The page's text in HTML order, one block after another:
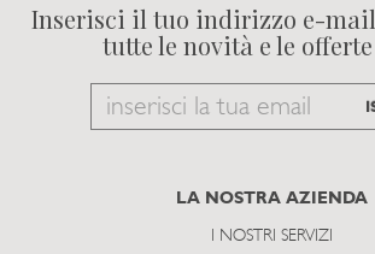
Inserisci il tuo indirizzo e-
tutte le novità e le
Email
subscribe
LA NOSTRA AZIENDA
I NOSTRI SERVIZI